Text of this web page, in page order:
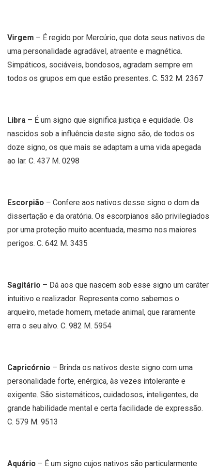
Virgem – É regido por Mercúrio, que dota seus nativos de
uma personalidade agradável, atraente e magnética.
Simpáticos, sociáveis, bondosos, agradam sempre em
todos os grupos em que estão presentes. C. 532 M. 2367
Libra – É um signo que significa justiça e equidade. Os
nascidos sob a influência deste signo são, de todos os
doze signo, os que mais se adaptam a uma vida apegada
ao lar. C. 437 M. 0298
Escorpião – Confere aos nativos desse signo o dom da
dissertação e da oratória. Os escorpianos são privilegiados
por uma proteção muito acentuada, mesmo nos maiores
perigos. C. 642 M. 3435
Sagitário – Dá aos que nascem sob esse signo um caráter
intuitivo e realizador. Representa como sabemos o
arqueiro, metade homem, metade animal, que raramente
erra o seu alvo. C. 982 M. 5954
Capricórnio – Brinda os nativos deste signo com uma
personalidade forte, enérgica, às vezes intolerante e
exigente. São sistemáticos, cuidadosos, inteligentes, de
grande habilidade mental e certa facilidade de expressão.
C. 579 M. 9513
Aquário – É um signo cujos nativos são particularmente